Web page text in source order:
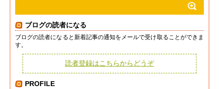
ブログの読者になる
ブログの読者になると新着記事の通知をメールで受け取ることができま
す。
読者登録はこちらからどうぞ
PROFILE